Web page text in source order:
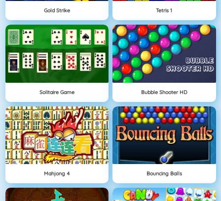
Gold Strike Tetris 1
Solitaire Game Bubble Shooter HD
Mahjong 4 Bouncing Balls